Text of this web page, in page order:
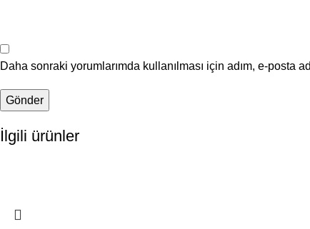
Daha sonraki yorumlarımda kullanılması için adım, e-posta
İlgili ürünler